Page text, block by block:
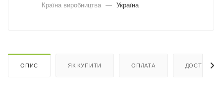
Країна виробництва — Україна
ОПИС ЯК КУПИТИ ОПЛАТА ДОСТАВКА